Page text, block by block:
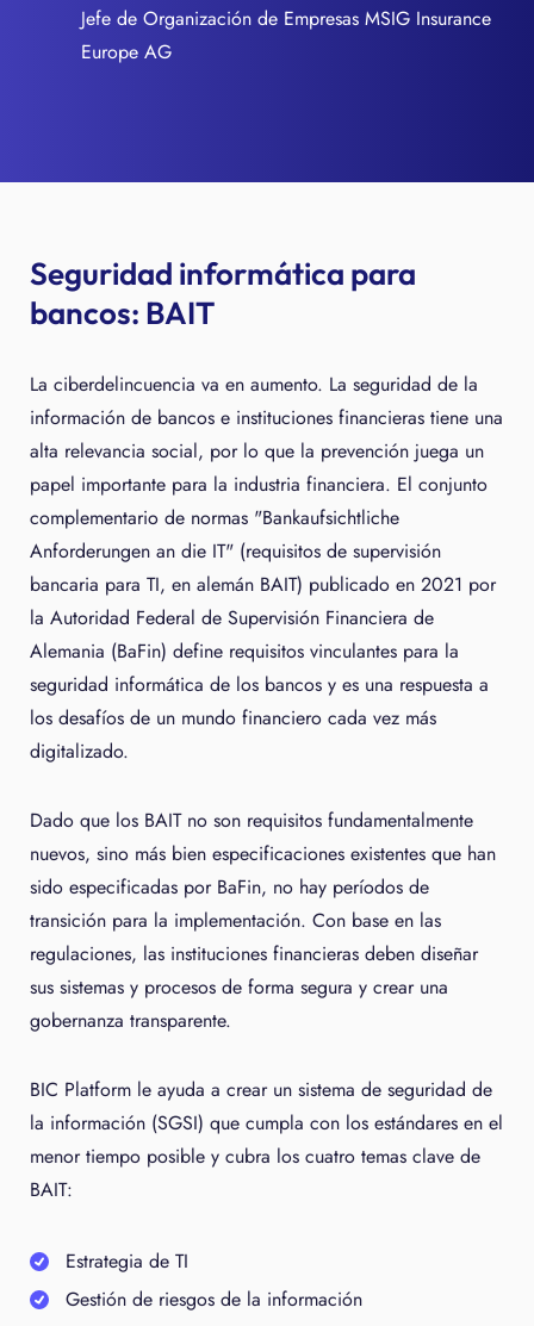
Jefe de Organización de Empresas MSIG Insurance
Europe AG
Seguridad informática para
bancos: BAIT
La ciberdelincuencia va en aumento. La seguridad de la
información de bancos e instituciones financieras tiene una
alta relevancia social, por lo que la prevención juega un
papel importante para la industria financiera. El conjunto
complementario de normas "Bankaufsichtliche
Anforderungen an die IT" (requisitos de supervisión
bancaria para TI, en alemán BAIT) publicado en 2021 por
la Autoridad Federal de Supervisión Financiera de
Alemania (BaFin) define requisitos vinculantes para la
seguridad informática de los bancos y es una respuesta a
los desafíos de un mundo financiero cada vez más
digitalizado.
Dado que los BAIT no son requisitos fundamentalmente
nuevos, sino más bien especificaciones existentes que han
sido especificadas por BaFin, no hay períodos de
transición para la implementación. Con base en las
regulaciones, las instituciones financieras deben diseñar
sus sistemas y procesos de forma segura y crear una
gobernanza transparente.
BIC Platform le ayuda a crear un sistema de seguridad de
la información (SGSI) que cumpla con los estándares en el
menor tiempo posible y cubra los cuatro temas clave de
BAIT:
Estrategia de TI
Gestión de riesgos de la información